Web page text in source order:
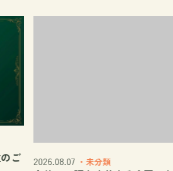
2026.08.07・未分類